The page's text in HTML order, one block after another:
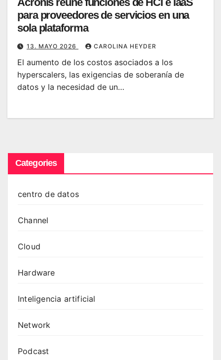
para proveedores de servicios en una
sola plataforma
13. MAYO 2026 CAROLINA HEYDER
El aumento de los costos asociados a los
hyperscalers, las exigencias de soberanía de
datos y la necesidad de un…
Categories
centro de datos
Channel
Cloud
Hardware
Inteligencia artificial
Network
Podcast